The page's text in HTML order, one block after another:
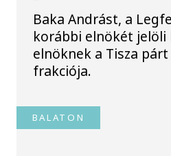
Baka Andrást, a
korábbi elnökét jelöli
elnöknek a Tisza
frakciója.
BALATON